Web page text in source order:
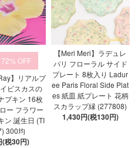
72%
】リアルプ
ビスカスの
プキン 16枚
ー フラワー
ン 誕生日 (TI
300均
(税30円)
【Meri Meri】ラデュレ
パリ フローラル サイド
プレート 8枚入り Ladur
ee Paris Floral Side Plat
es 紙皿 紙プレート 花柄
スカラップ縁 (277808)
1,430円(税130円)